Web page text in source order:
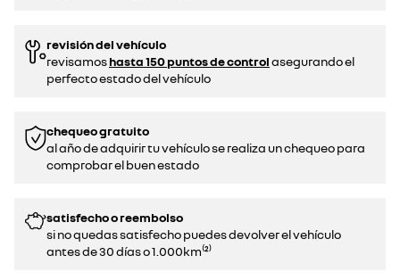
revisión del vehículo
revisamoshasta 150 puntos de controlasegurando el
perfecto estado del vehículo
chequeo gratuito
al año de adquirir tu vehículo se realiza un chequeo para
comprobar el buen estado​​
satisfecho o reembolso
si no quedas satisfecho puedes devolver el vehículo
antes de 30 días o 1.000km⁽²⁾